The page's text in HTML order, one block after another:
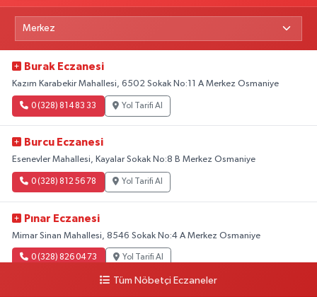
Burak Eczanesi
Kazım Karabekir Mahallesi, 6502 Sokak No:11 A Merkez Osmaniye
0 (328) 814 83 33 Yol Tarifi Al
Burcu Eczanesi
Esenevler Mahallesi, Kayalar Sokak No:8 B Merkez Osmaniye
0 (328) 812 56 78 Yol Tarifi Al
Pınar Eczanesi
Mimar Sinan Mahallesi, 8546 Sokak No:4 A Merkez Osmaniye
0 (328) 826 04 73 Yol Tarifi Al
Tüm Nöbetçi Eczaneler